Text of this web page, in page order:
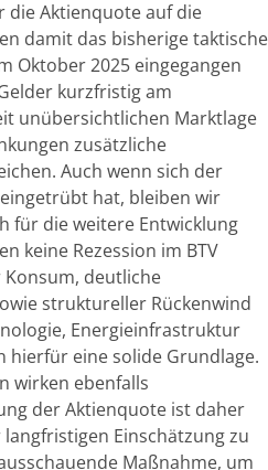
die Aktienquote auf die
damit das bisherige taktische
Oktober 2025 eingegangen
kurzfristig am
unübersichtlichen Marktlage
zusätzliche
Auch wenn sich der
hat, bleiben wir
für die weitere Entwicklung
keine Rezession im BTV
deutliche
struktureller Rückenwind
Energieinfrastruktur
hierfür eine solide Grundlage.
wirken ebenfalls
der Aktienquote ist daher
Einschätzung zu
Maßnahme, um